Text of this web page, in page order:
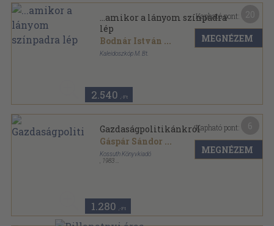
...amikor a lányom színpadra
lép
Bodnár István ...
Kaleidoszkóp M. Bt.
2.540 ,-Ft
Kapható pont:
MEGNÉZEM
Gazdaságpolitikánkról
Gáspár Sándor ...
Kossuth Könyvkiadó
1983
1.280 ,-Ft
Kapható pont:
MEGNÉZEM